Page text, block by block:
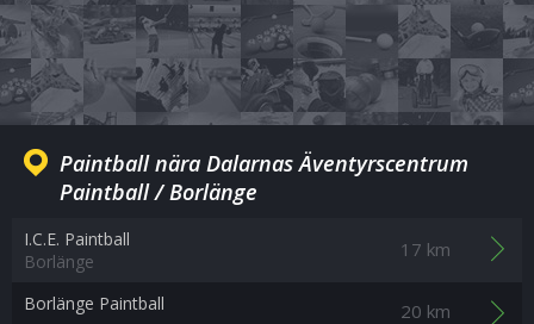
Paintball nära Dalarnas Äventyrscentrum
Paintball / Borlänge
I.C.E. Paintball
Borlänge
17 km
Borlänge Paintball 20 km